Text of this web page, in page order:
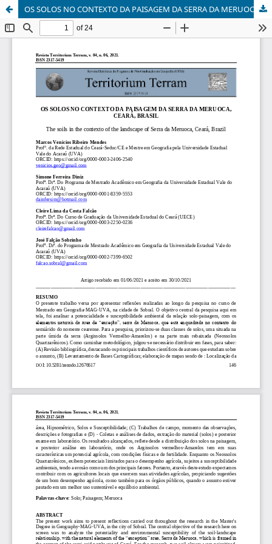
OS SOLOS NO CONTEXTO DA PAISAGEM DA SERRA DA MERUOCA, CEARÁ, BRASIL